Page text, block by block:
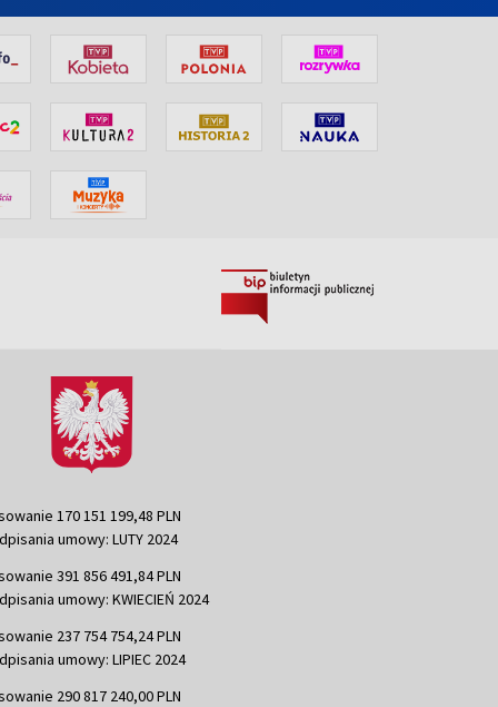
170 151 199,48 PLN
umowy: LUTY 2024
391 856 491,84 PLN
umowy: KWIECIEŃ 2024
237 754 754,24 PLN
umowy: LIPIEC 2024
290 817 240,00 PLN